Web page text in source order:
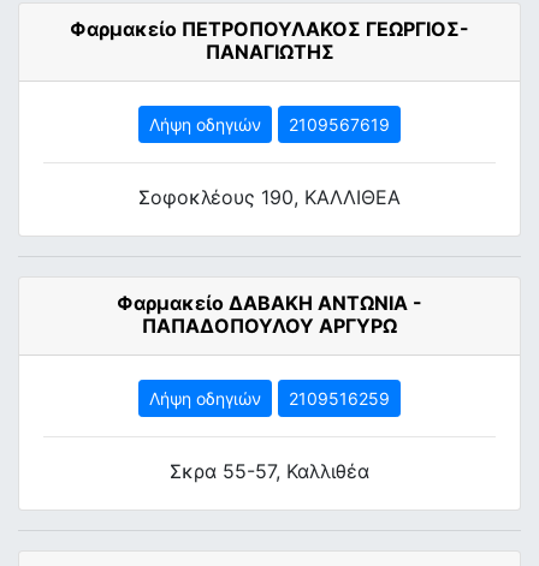
Φαρμακείο ΠΕΤΡΟΠΟΥΛΑΚΟΣ ΓΕΩΡΓΙΟΣ-
ΠΑΝΑΓΙΩΤΗΣ
Λήψη οδηγιών 2109567619
Σοφοκλέους 190, ΚΑΛΛΙΘΕΑ
Φαρμακείο ΔΑΒΑΚΗ ΑΝΤΩΝΙΑ -
ΠΑΠΑΔΟΠΟΥΛΟΥ ΑΡΓΥΡΩ
Λήψη οδηγιών 2109516259
Σκρα 55-57, Καλλιθέα